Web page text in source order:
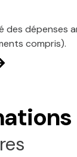
dépenses
compris).